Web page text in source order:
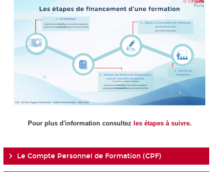
Pour plus d'information consultez les étapes à suivre.
Le Compte Personnel de Formation (CPF)